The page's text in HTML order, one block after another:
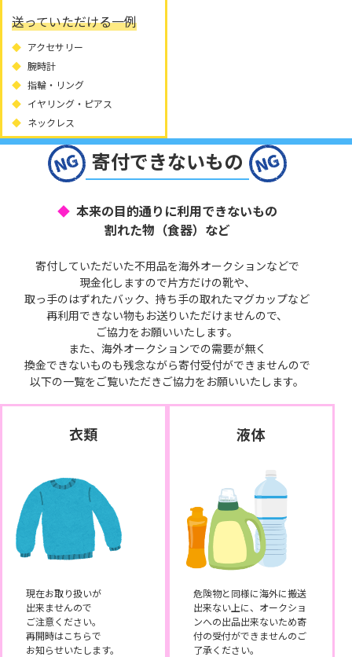
送っていただける一例
アクセサリー
腕時計
指輪・リング
イヤリング・ピアス
ネックレス
寄付できないもの
本来の目的通りに利用できないもの
割れた物（食器）など
寄付していただいた不用品を海外オークションなどで
現金化しますので片方だけの靴や、
取っ手のはずれたバック、持ち手の取れたマグカップなど
再利用できない物もお送りいただけませんので、
ご協力をお願いいたします。
また、海外オークションでの需要が無く
換金できないものも残念ながら寄付受付ができませんので
以下の一覧をご覧いただきご協力をお願いいたします。
衣類
現在お取り扱いが
出来ませんので
ご注意ください。
再開時はこちらで
お知らせいたします。
液体
危険物と同様に海外に搬送
出来ない上に、オークショ
ンへの出品出来ないため寄
付の受付ができませんのご
了承ください。